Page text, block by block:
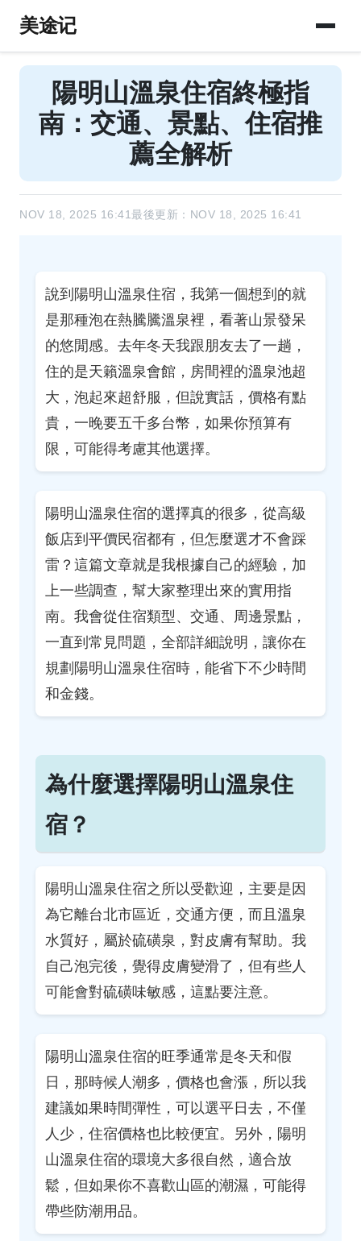
美途记
陽明山溫泉住宿終極指
南：交通、景點、住宿推
薦全解析
NOV 18, 2025 16:41最後更新：NOV 18, 2025 16:41
說到陽明山溫泉住宿，我第一個想到的就
是那種泡在熱騰騰溫泉裡，看著山景發呆
的悠閒感。去年冬天我跟朋友去了一趟，
住的是天籟溫泉會館，房間裡的溫泉池超
大，泡起來超舒服，但說實話，價格有點
貴，一晚要五千多台幣，如果你預算有
限，可能得考慮其他選擇。
陽明山溫泉住宿的選擇真的很多，從高級
飯店到平價民宿都有，但怎麼選才不會踩
雷？這篇文章就是我根據自己的經驗，加
上一些調查，幫大家整理出來的實用指
南。我會從住宿類型、交通、周邊景點，
一直到常見問題，全部詳細說明，讓你在
規劃陽明山溫泉住宿時，能省下不少時間
和金錢。
為什麼選擇陽明山溫泉住
宿？
陽明山溫泉住宿之所以受歡迎，主要是因
為它離台北市區近，交通方便，而且溫泉
水質好，屬於硫磺泉，對皮膚有幫助。我
自己泡完後，覺得皮膚變滑了，但有些人
可能會對硫磺味敏感，這點要注意。
陽明山溫泉住宿的旺季通常是冬天和假
日，那時候人潮多，價格也會漲，所以我
建議如果時間彈性，可以選平日去，不僅
人少，住宿價格也比較便宜。另外，陽明
山溫泉住宿的環境大多很自然，適合放
鬆，但如果你不喜歡山區的潮濕，可能得
帶些防潮用品。